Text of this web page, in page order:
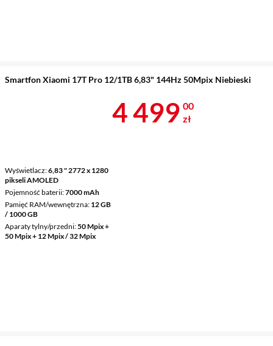
Smartfon Xiaomi 17T Pro 12/1TB 6,83" 144Hz 50Mpix Niebieski
Wyświetlacz 6,83 " 2772 x 1280
pikseli AMOLED
Pojemność baterii 7000 mAh
Pamięć RAM/wewnętrzna 12 GB
/ 1000 GB
Aparaty tylny/przedni 50 Mpix +
50 Mpix + 12 Mpix / 32 Mpix
Cena 4 499 zł
4 499 00
zł